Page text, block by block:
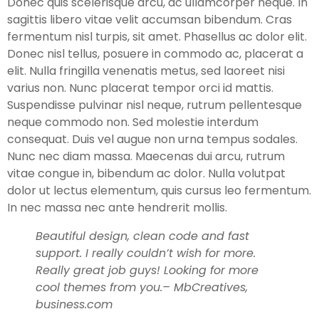
sagittis libero vitae velit accumsan bibendum. Cras
fermentum nisl turpis, sit amet. Phasellus ac dolor elit.
Donec nisl tellus, posuere in commodo ac, placerat a
elit. Nulla fringilla venenatis metus, sed laoreet nisi
varius non. Nunc placerat tempor orci id mattis.
Suspendisse pulvinar nisl neque, rutrum pellentesque
neque commodo non. Sed molestie interdum
consequat. Duis vel augue non urna tempus sodales.
Nunc nec diam massa. Maecenas dui arcu, rutrum
vitae congue in, bibendum ac dolor. Nulla volutpat
dolor ut lectus elementum, quis cursus leo fermentum.
In nec massa nec ante hendrerit mollis.
Beautiful design, clean code and fast
support. I really couldn’t wish for more.
Really great job guys! Looking for more
cool themes from you.– MbCreatives,
business.com